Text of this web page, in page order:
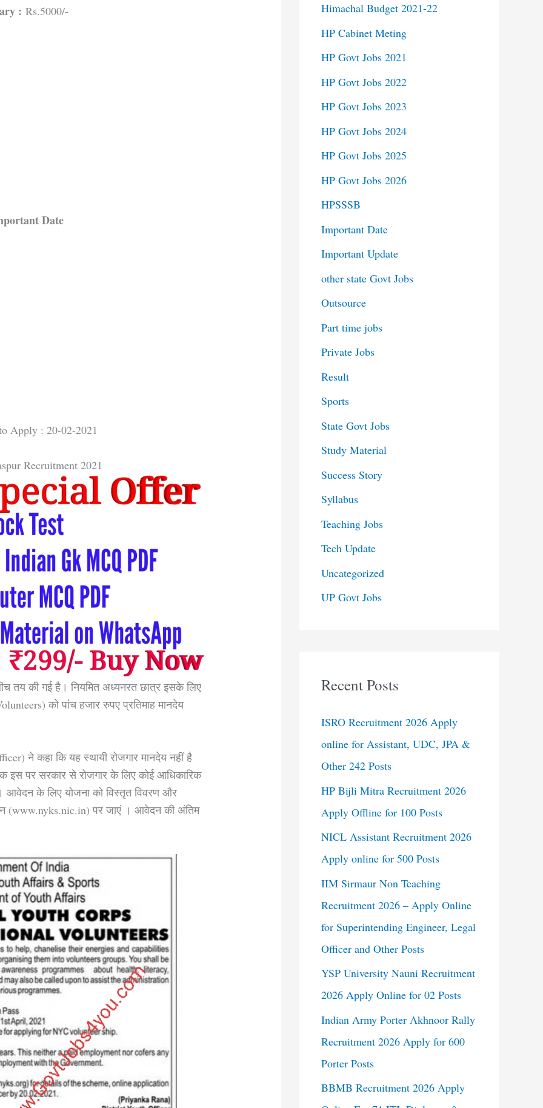
: Rs.5000/-
Date
Apply : 20-02-2021
Recruitment 2021
तय की गई है। नियमित अध्यनरत छात्र इसके लिए
को पांच हजार रुपए प्रतिमाह मानदेय
ने कहा कि यह स्थायी रोजगार मानदेय नहीं है
पर सरकार से रोजगार के लिए कोई आधिकारिक
आवेदन के लिए योजना को विस्तृत विवरण और
पर जाएं । आवेदन की अंतिम
Himachal Budget 2021-22
HP Cabinet Meting
HP Govt Jobs 2021
HP Govt Jobs 2022
HP Govt Jobs 2023
HP Govt Jobs 2024
HP Govt Jobs 2025
HP Govt Jobs 2026
HPSSSB
Important Date
Important Update
other state Govt Jobs
Outsource
Part time jobs
Private Jobs
Result
Sports
State Govt Jobs
Study Material
Success Story
Syllabus
Teaching Jobs
Tech Update
Uncategorized
UP Govt Jobs
Recent Posts
ISRO Recruitment 2026 Apply
online for Assistant, UDC, JPA &
Other 242 Posts
HP Bijli Mitra Recruitment 2026
Apply Offline for 100 Posts
NICL Assistant Recruitment 2026
Apply online for 500 Posts
IIM Sirmaur Non Teaching
Recruitment 2026 – Apply Online
for Superintending Engineer, Legal
Officer and Other Posts
YSP University Nauni Recruitment
2026 Apply Online for 02 Posts
Indian Army Porter Akhnoor Rally
Recruitment 2026 Apply for 600
Porter Posts
BBMB Recruitment 2026 Apply